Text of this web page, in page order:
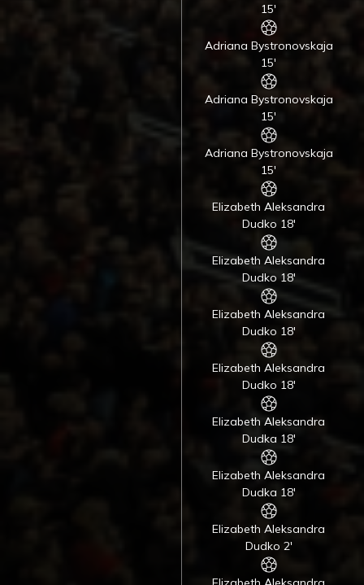
15'
Adriana Bystronovskaja
15'
Adriana Bystronovskaja
15'
Adriana Bystronovskaja
15'
Elizabeth Aleksandra
Dudko 18'
Elizabeth Aleksandra
Dudko 18'
Elizabeth Aleksandra
Dudko 18'
Elizabeth Aleksandra
Dudko 18'
Elizabeth Aleksandra
Dudka 18'
Elizabeth Aleksandra
Dudka 18'
Elizabeth Aleksandra
Dudko 2'